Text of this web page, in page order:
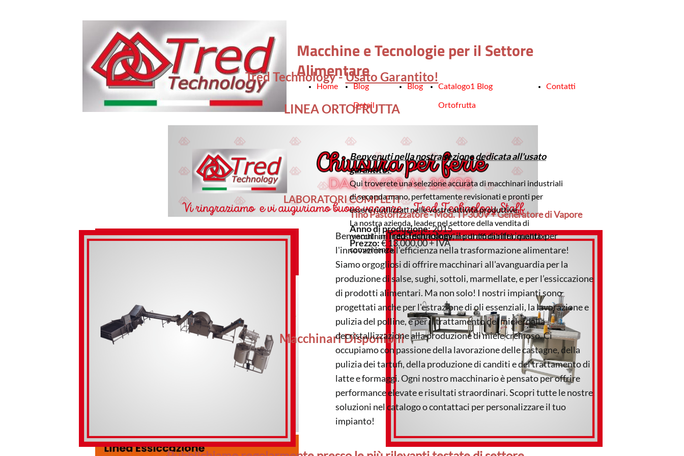
Macchine e Tecnologie per il Settore
Alimentare
Tred Technology -Usato Garantito!
Home Blog
Detail
Blog Catalogo1 Blog
Ortofrutta
Contatti
LINEA ORTOFRUTTA
Benvenuti nella nostra sezione dedicata all'usato
garantito!
Qui troverete una selezione accurata di macchinari industriali
di seconda mano, perfettamente revisionati e pronti per
essere riutilizzati nelle vostre attività produttive.
La nostra azienda, leader nel settore della vendita di
macchinari industriali, è sinonimo di affidabilità, qualità e
convenienza.
LABORATORI COMPLETI
Tino Pastorizzatore - Mod. TP300V + Generatore di Vapore
Anno di produzione:2015
Prezzo:€ 13.000,00 + IVA
Benvenuti inTred Technology, il punto di riferimento per
l'innovazione e l'efficienza nella trasformazione alimentare!
Siamo orgogliosi di offrire macchinari all'avanguardia per la
produzione di salse, sughi, sottoli, marmellate, e per l’essiccazione
di prodotti alimentari. Ma non solo! I nostri impianti sono
progettati anche per l'estrazione di oli essenziali, la lavorazione e
pulizia del polline, e per il trattamento del miele, dalla
decristallizzazione alla produzione di miele cremoso. Ci
occupiamo con passione della lavorazione delle castagne, della
pulizia dei tartufi, della produzione di canditi e del trattamento di
latte e formaggi. Ogni nostro macchinario è pensato per offrire
performance elevate e risultati straordinari. Scopri tutte le nostre
soluzioni nel catalogo o contattaci per personalizzare il tuo
impianto!
Macchinari Disponibili